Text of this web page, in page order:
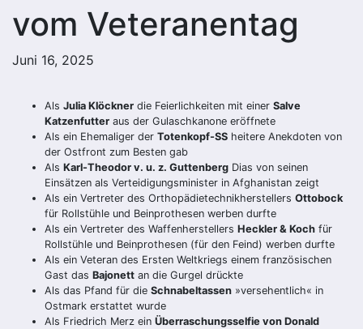
vom Veteranentag
Juni 16, 2025
Als Julia Klöckner die Feierlichkeiten mit einer Salve
Katzenfutter aus der Gulaschkanone eröffnete
Als ein Ehemaliger der Totenkopf-SS heitere Anekdoten von
der Ostfront zum Besten gab
Als Karl-Theodor v. u. z. Guttenberg Dias von seinen
Einsätzen als Verteidigungsminister in Afghanistan zeigt
Als ein Vertreter des Orthopädietechnikherstellers Ottobock
für Rollstühle und Beinprothesen werben durfte
Als ein Vertreter des Waffenherstellers Heckler & Koch für
Rollstühle und Beinprothesen (für den Feind) werben durfte
Als ein Veteran des Ersten Weltkriegs einem französischen
Gast das Bajonett an die Gurgel drückte
Als das Pfand für die Schnabeltassen »versehentlich« in
Ostmark erstattet wurde
Als Friedrich Merz ein Überraschungsselfie von Donald